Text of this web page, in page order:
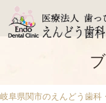
岐阜県関市のえんどう歯科